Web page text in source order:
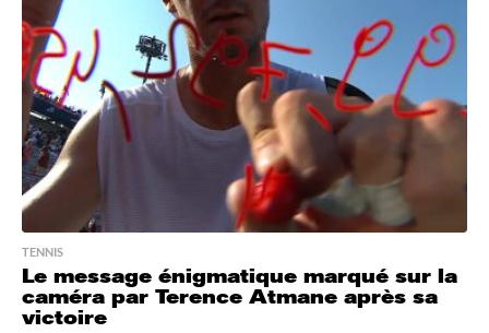
TENNIS
Le message énigmatique marqué sur la
caméra par Terence Atmane après sa
victoire